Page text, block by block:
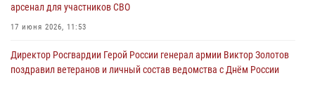
арсенал для участников СВО
17 июня 2026, 11:53
Директор Росгвардии Герой России генерал армии Виктор Золотов
поздравил ветеранов и личный состав ведомства с Днём России